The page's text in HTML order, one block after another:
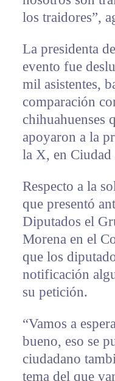
los traidores”,
La presidenta
evento fue
mil asistentes,
comparación
chihuahuenses
apoyaron a la
la X, en Ciudad
Respecto a la
que presentó
Diputados el
Morena en el
que los
notificación
su petición.
“Vamos a
bueno, eso se
ciudadano
tema del que